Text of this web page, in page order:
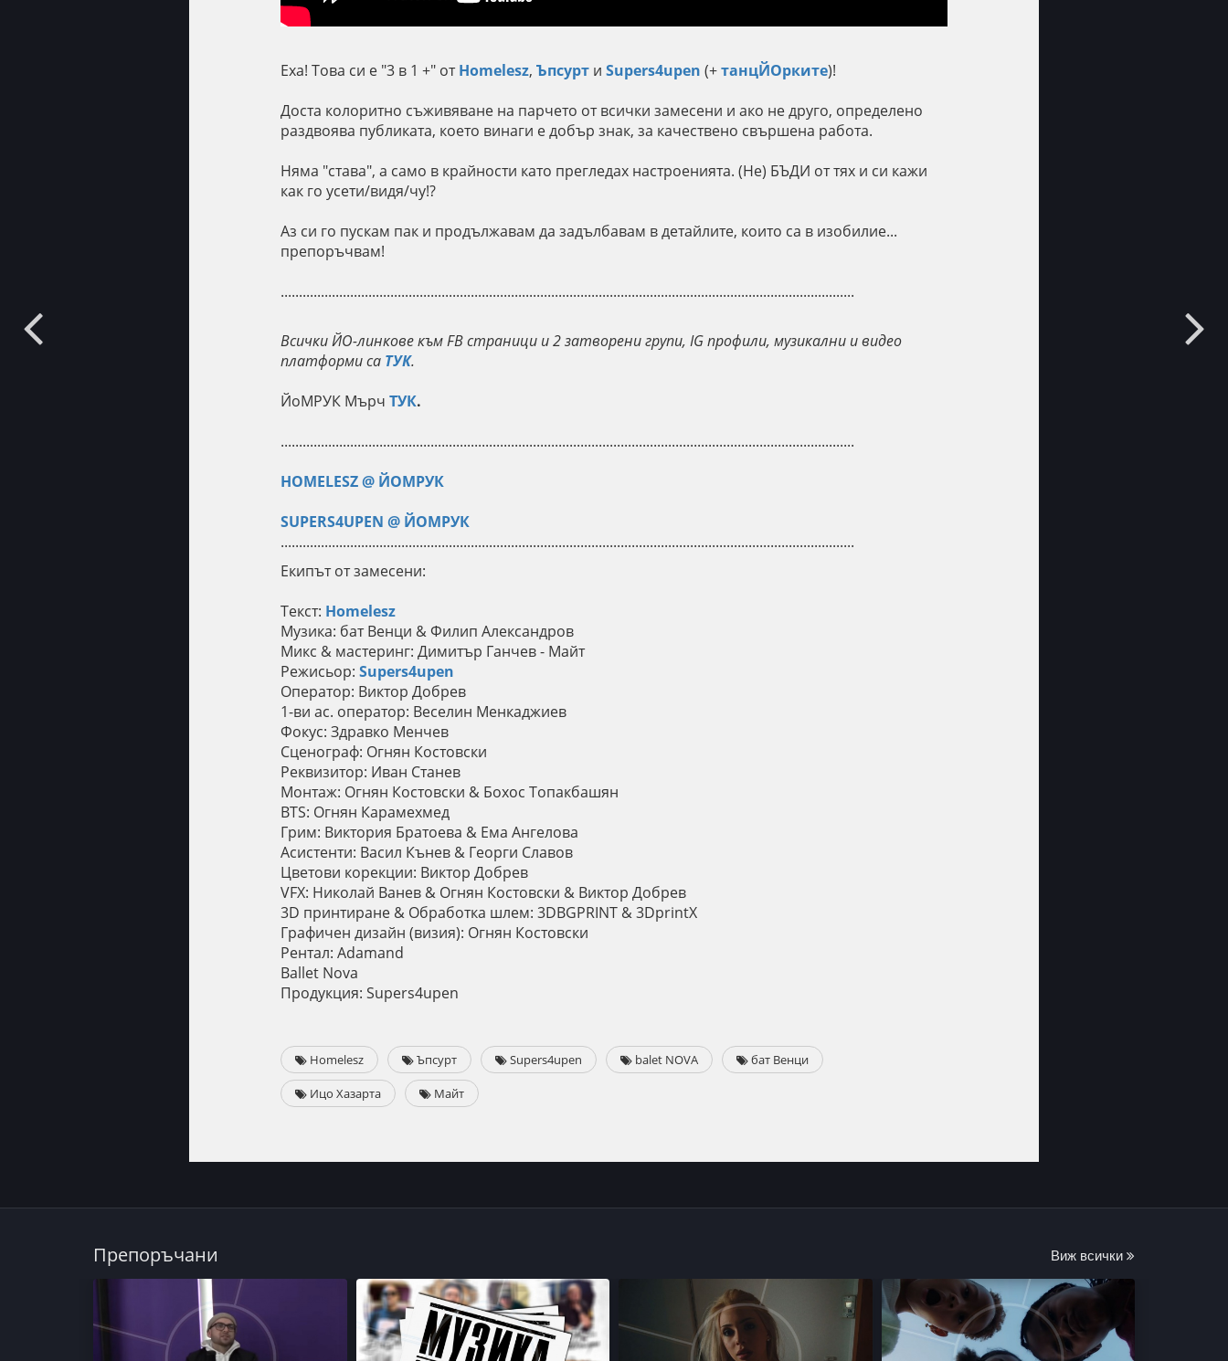
Еха! Това си е "3 в 1 +" отHomelesz, Ъпсурт и Supers4upen (+танцЙОрките)!
Доста колоритно съживяване на парчето от всички замесени и ако не друго, определено
раздвоява публиката, което винаги е добър знак, за качествено свършена работа.
Няма "става", а само в крайности като прегледах настроенията. (Не) БЪДИ от тях и си кажи
как го усети/видя/чу!?
Аз си го пускам пак и продължавам да задълбавам в детайлите, които са в изобилие...
препоръчвам!
.............................................................................................................................................................
Всички ЙО-линкове към FB страници и 2 затворени групи, IG профили, музикални и видео
платформи са ТУК.
ЙоМРУК Мърч ТУК.
.............................................................................................................................................................
HOMELESZ @ ЙОМРУК
SUPERS4UPEN @ ЙОМРУК
.............................................................................................................................................................
Екипът от замесени:
Tекст: Homelesz
Mузика: бат Венци & Филип Александров
Mикс & мастеринг: Димитър Ганчев - Майт
Режисьор: Supers4upen
Оператор: Виктор Добрев
1-ви ас. оператор: Веселин Менкаджиев
Фокус: Здравко Менчев
Сценограф: Огнян Костовски
Реквизитор: Иван Станев
Монтаж: Огнян Костовски & Бохос Топакбашян
BTS: Огнян Карамехмед
Грим: Виктория Братоева & Ема Ангелова
Асистенти: Васил Кънев & Георги Славов
Цветови корекции: Виктор Добрев
VFX: Николай Ванев & Огнян Костовски & Виктор Добрев
3D принтиране & Обработка шлем: 3DBGPRINT & 3DprintX
Графичен дизайн (визия): Огнян Костовски
Рентал: Adamand
Ballet Nova
Продукция: Supers4upen
Homelesz Ъпсурт Supers4upen balet NOVA бат Венци
Ицо Хазарта Майт
Препоръчани Виж всички